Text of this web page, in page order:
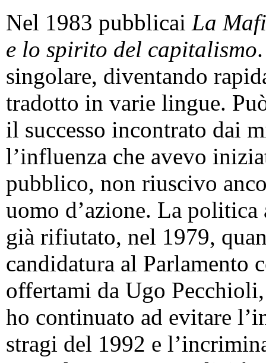
Nel 1983 pubblicai La
e lo spirito del capitalismo
singolare, diventando
tradotto in varie lingue.
il successo incontrato dai
l’influenza che avevo
pubblico, non riuscivo
uomo d’azione. La
già rifiutato, nel 1979,
candidatura al Parlamento
offertami da Ugo
ho continuato ad evitare
stragi del 1992 e